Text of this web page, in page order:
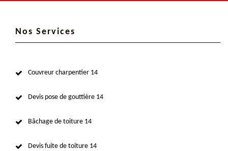
Nos Services
Couvreur charpentier 14
Devis pose de gouttière 14
Bâchage de toiture 14
Devis fuite de toiture 14